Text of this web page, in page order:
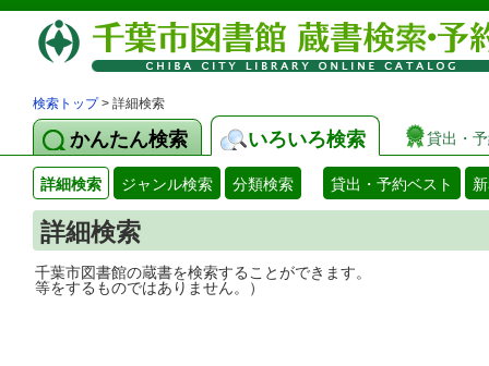
検索トップ> 詳細検索
かんたん検索 いろいろ検索 貸出・
詳細検索 ジャンル検索 分類検索 貸出・予約ベスト
詳細検索
千葉市図書館の蔵書を検索することがで
等をするものではありません。）